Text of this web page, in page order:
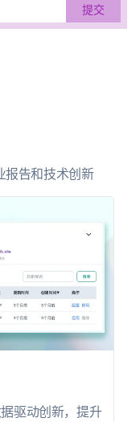
报告和技术创新
驱动创新，提升